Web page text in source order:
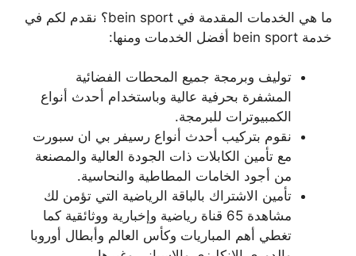
ما هي الخدمات المقدمة في bein sport؟ نقدم لكم في
خدمة bein sport أفضل الخدمات ومنها:
توليف وبرمجة جميع المحطات الفضائية
المشفرة بحرفية عالية وباستخدام أحدث أنواع
الكمبيوترات للبرمجة.
نقوم بتركيب أحدث أنواع رسيفر بي ان سبورت
مع تأمين الكابلات ذات الجودة العالية والمصنعة
من أجود الخامات المطاطية والنحاسية.
تأمين الاشتراك بالباقة الرياضية التي تؤمن لك
مشاهدة 65 قناة رياضية وإخبارية ووثائقية كما
تغطي أهم المباريات وكأس العالم وأبطال أوروبا